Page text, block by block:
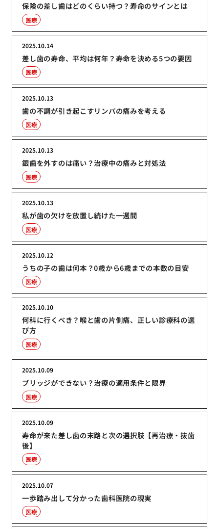
保険の差し歯はどのくらい持つ？寿命のサインとは
医療
差し歯の寿命、平均は何年？寿命を決める5つの要因
2025.10.14
医療
歯の不調が引き起こすリンパの痛みを考える
2025.10.13
医療
銀歯を外すのは痛い？治療中の痛みと対処法
2025.10.13
医療
私が歯の欠けを放置し続けた一週間
2025.10.13
医療
うちの子の歯は何本？0歳から6歳までの本数の目安
2025.10.12
医療
何科に行くべき？喉と歯の片側痛、正しい診療科の選
び方
2025.10.10
医療
ブリッジができない？治療の適用条件と限界
2025.10.09
医療
寿命が来た差し歯の末路と次の選択肢【再治療・抜歯
後】
2025.10.09
医療
一歩踏み出して分かった歯科医院の現実
2025.10.07
医療